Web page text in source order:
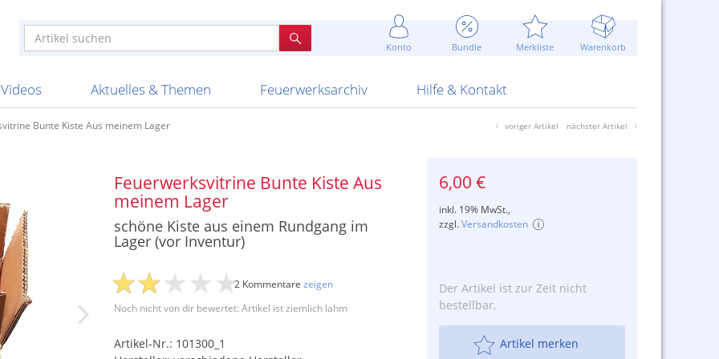
Konto Bundle Merkliste Warenkorb
Schallerzeuger P1
Feuerwerk T1
Schachteln und Attrappen
Streich- und Bengalhölzer
Blitzschnell...
Sommerpreise u.v.m.
Videos
Knallkörper
Batterien
Aktuelles & Themen
Ladenverkauf 2024
20 Jahre Feuerwerksvitrine
Ausnahmegenehmigung
Sammlertreffen
Feuerwerksarchiv
Fireworks Apel Feuerwerk Argento Feuerwerk ARS Pirotecnia
BKV Vuurwerk Bothmer Pyrotechnik
Hilfe & Kontakt
Bestellschluss
Altersnachweis
Versanddienste
Gewerbetreibende
Kontaktformular
AGB
Bunte Kiste Aus meinem Lager voriger Artikel nächster Artikel
Feuerwerksvitrine Bunte Kiste Aus
meinem Lager
schöne Kiste aus einem Rundgang im
Lager (vor Inventur)
Noch nicht von dir bewertet: Artikel ist ziemlich lahm
2 Kommentare zeigen
Artikel-Nr.: 101300_1
6,00 €
inkl. 19% MwSt.,
zzgl.Versandkosten
Der Artikel ist zur Zeit nicht
bestellbar.
Artikel merken